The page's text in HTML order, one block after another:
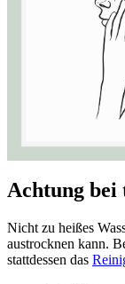
Achtung
Nicht zu heißes
austrocknen kann.
stattdessen das